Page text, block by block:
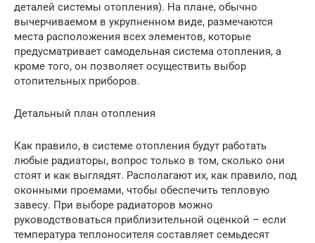
деталей системы отопления). На плане, обычно
вычерчиваемом в укрупненном виде, размечаются
места расположения всех элементов, которые
предусматривает самодельная система отопления, а
кроме того, он позволяет осуществить выбор
отопительных приборов.
Детальный план отопления
Как правило, в системе отопления будут работать
любые радиаторы, вопрос только в том, сколько они
стоят и как выглядят. Располагают их, как правило, под
оконными проемами, чтобы обеспечить тепловую
завесу. При выборе радиаторов можно
руководствоваться приблизительной оценкой – если
температура теплоносителя составляет семьдесят